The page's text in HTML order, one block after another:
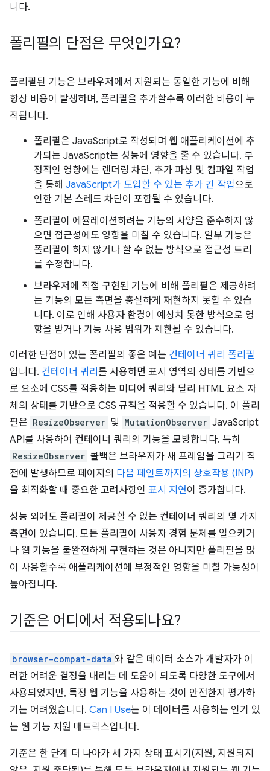
니다.
폴리필의 단점은 무엇인가요?
폴리필된 기능은 브라우저에서 지원되는 동일한 기능에 비해
항상 비용이 발생하며, 폴리필을 추가할수록 이러한 비용이 누
적됩니다.
폴리필은 JavaScript로 작성되며 웹 애플리케이션에 추
가되는 JavaScript는 성능에 영향을 줄 수 있습니다. 부
정적인 영향에는 렌더링 차단, 추가 파싱 및 컴파일 작업
을 통해 JavaScript가 도입할 수 있는 추가 긴 작업으로
인한 기본 스레드 차단이 포함될 수 있습니다.
폴리필이 에뮬레이션하려는 기능의 사양을 준수하지 않
으면 접근성에도 영향을 미칠 수 있습니다. 일부 기능은
폴리필이 하지 않거나 할 수 없는 방식으로 접근성 트리
를 수정합니다.
브라우저에 직접 구현된 기능에 비해 폴리필은 제공하려
는 기능의 모든 측면을 충실하게 재현하지 못할 수 있습
니다. 이로 인해 사용자 환경이 예상치 못한 방식으로 영
향을 받거나 기능 사용 범위가 제한될 수 있습니다.
이러한 단점이 있는 폴리필의 좋은 예는 컨테이너 쿼리 폴리필
입니다. 컨테이너 쿼리 를 사용하면 표시 영역의 상태를 기반으
로 요소에 CSS를 적용하는 미디어 쿼리와 달리 HTML 요소 자
체의 상태를 기반으로 CSS 규칙을 적용할 수 있습니다. 이 폴리
필은 ResizeObserver 및 MutationObserver JavaScript
API를 사용하여 컨테이너 쿼리의 기능을 모방합니다. 특히
ResizeObserver 콜백은 브라우저가 새 프레임을 그리기 직
전에 발생하므로 페이지의 다음 페인트까지의 상호작용 (INP)
을 최적화할 때 중요한 고려사항인 표시 지연이 증가합니다.
성능 외에도 폴리필이 제공할 수 없는 컨테이너 쿼리의 몇 가지
측면이 있습니다. 모든 폴리필이 사용자 경험 문제를 일으키거
나 웹 기능을 불완전하게 구현하는 것은 아니지만 폴리필을 많
이 사용할수록 애플리케이션에 부정적인 영향을 미칠 가능성이
높아집니다.
기준은 어디에서 적용되나요?
browser-compat-data 와 같은 데이터 소스가 개발자가 이
러한 어려운 결정을 내리는 데 도움이 되도록 다양한 도구에서
사용되었지만, 특정 웹 기능을 사용하는 것이 안전한지 평가하
기는 어려웠습니다. Can I Use는 이 데이터를 사용하는 인기 있
는 웹 기능 지원 매트릭스입니다.
기준은 한 단계 더 나아가 세 가지 상태 표시기(지원, 지원되지